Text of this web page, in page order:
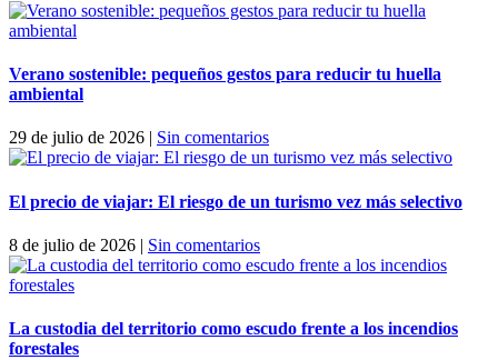
Verano sostenible: pequeños gestos para reducir tu huella
ambiental
29 de julio de 2026 Sin comentarios
El precio de viajar: El riesgo de un turismo vez más selectivo
8 de julio de 2026 | Sin comentarios
La custodia del territorio como escudo frente a los incendios
forestales